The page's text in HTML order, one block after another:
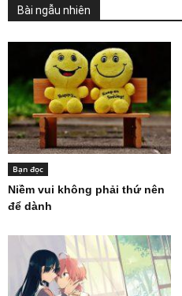
Bài ngẫu nhiên
Bạn đọc
Niềm vui không phải thứ nên
để dành